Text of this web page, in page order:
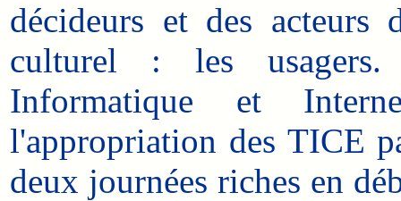
décideurs et des acteurs
culturel : les
Informatique et
l'appropriation des TICE
deux journées riches en